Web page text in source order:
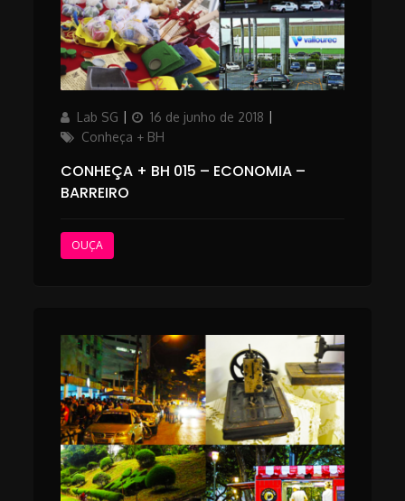
AuthorLab SG
Posted
on
16 de junho de 2018
Conheça + BH
CONHEÇA + BH 015 – ECONOMIA –
BARREIRO
OUÇA